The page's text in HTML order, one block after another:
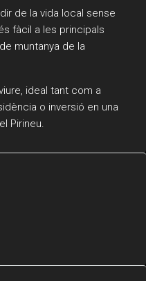
de la vida local sense
fàcil a les principals
muntanya de la
ideal tant com a
o inversió en una
Pirineu.